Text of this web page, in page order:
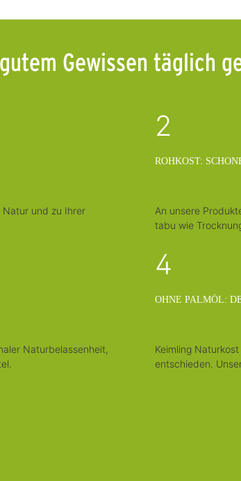
Gewissen täglich
und zu Ihrer
2
ROHKOST:
An unsere
tabu wie
Naturbelassenheit,
4
OHNE PALMÖL:
Keimling
entschieden.